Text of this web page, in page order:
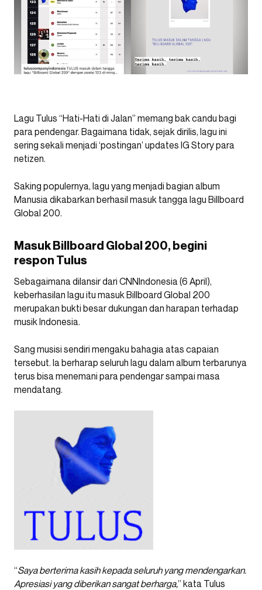
Lagu Tulus “Hati-Hati di Jalan” memang bak candu bagi
para pendengar. Bagaimana tidak, sejak dirilis, lagu ini
sering sekali menjadi ‘postingan’ updates IG Story para
netizen.
Saking populernya, lagu yang menjadi bagian album
Manusia dikabarkan berhasil masuk tangga lagu Billboard
Global 200.
Masuk Billboard Global 200, begini
respon Tulus
Sebagaimana dilansir dari CNNIndonesia (6 April),
keberhasilan lagu itu masuk Billboard Global 200
merupakan bukti besar dukungan dan harapan terhadap
musik Indonesia.
Sang musisi sendiri mengaku bahagia atas capaian
tersebut. Ia berharap seluruh lagu dalam album terbarunya
terus bisa menemani para pendengar sampai masa
mendatang.
“Saya berterima kasih kepada seluruh yang mendengarkan.
Apresiasi yang diberikan sangat berharga,” kata Tulus